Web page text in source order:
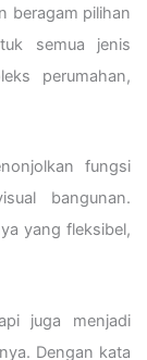
beragam pilihan
semua jenis
perumahan,
fungsi
bangunan.
yang fleksibel,
juga menjadi
Dengan kata